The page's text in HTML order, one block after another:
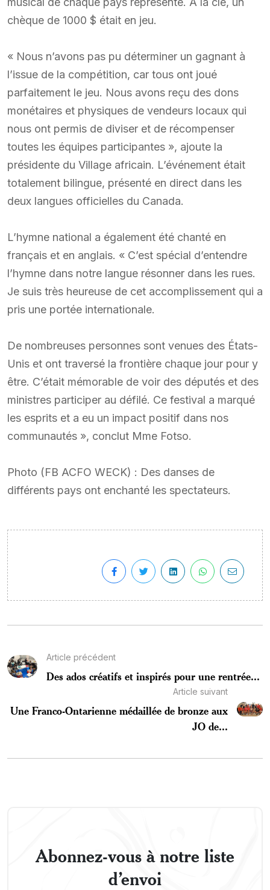
chèque de 1000 $ était en jeu.
« Nous n’avons pas pu déterminer un gagnant à
l’issue de la compétition, car tous ont joué
parfaitement le jeu. Nous avons reçu des dons
monétaires et physiques de vendeurs locaux qui
nous ont permis de diviser et de récompenser
toutes les équipes participantes », ajoute la
présidente du Village africain. L’événement était
totalement bilingue, présenté en direct dans les
deux langues officielles du Canada.
L’hymne national a également été chanté en
français et en anglais. « C’est spécial d’entendre
l’hymne dans notre langue résonner dans les rues.
Je suis très heureuse de cet accomplissement qui a
pris une portée internationale.
De nombreuses personnes sont venues des États-
Unis et ont traversé la frontière chaque jour pour y
être. C’était mémorable de voir des députés et des
ministres participer au défilé. Ce festival a marqué
les esprits et a eu un impact positif dans nos
communautés », conclut Mme Fotso.
Photo (FB ACFO WECK) : Des danses de
différents pays ont enchanté les spectateurs.
Article précédent
Des ados créatifs et inspirés pour une rentrée...
Article suivant
Une Franco-Ontarienne médaillée de bronze aux
JO de...
Abonnez-vous à notre liste
d’envoi